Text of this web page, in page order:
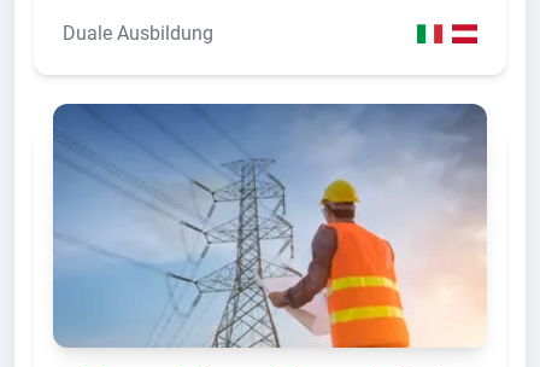
Duale Ausbildung